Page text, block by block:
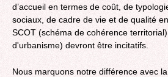
d’accueil en termes de coût, de
sociaux, de cadre de vie et de qualité
SCOT (schéma de cohérence
d'urbanisme) devront être incitatifs.
Nous marquons notre différence avec